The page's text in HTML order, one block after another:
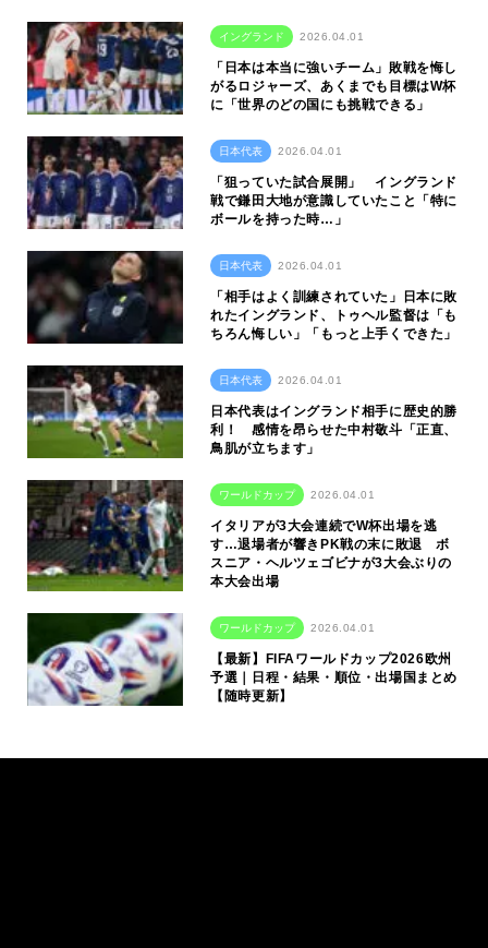
イングランド 2026.04.01
「日本は本当に強いチーム」敗戦を悔し
がるロジャーズ、あくまでも目標はW杯
に「世界のどの国にも挑戦できる」
日本代表 2026.04.01
「狙っていた試合展開」 イングランド
戦で鎌田大地が意識していたこと「特に
ボールを持った時…」
日本代表 2026.04.01
「相手はよく訓練されていた」日本に敗
れたイングランド、トゥヘル監督は「も
ちろん悔しい」「もっと上手くできた」
日本代表 2026.04.01
日本代表はイングランド相手に歴史的勝
利！ 感情を昂らせた中村敬斗「正直、
鳥肌が立ちます」
ワールドカップ 2026.04.01
イタリアが3大会連続でW杯出場を逃
す…退場者が響きPK戦の末に敗退 ボ
スニア・ヘルツェゴビナが3大会ぶりの
本大会出場
ワールドカップ 2026.04.01
【最新】FIFAワールドカップ2026欧州
予選｜日程・結果・順位・出場国まとめ
【随時更新】